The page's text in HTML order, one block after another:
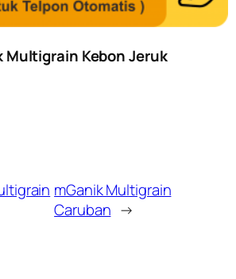
Multigrain Kebon Jeruk
mGanik Multigrain
Caruban →